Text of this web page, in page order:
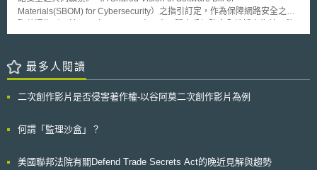
執行時，自駕車應可實施所有為達成任務所決策規劃之活動。 控制運作：
當控制運作系統執行時，自駕車應可於正常情況下控制其動作以完成任務，
保持運作之人身安全、系統安全性與有效性。
Materials(SBOM) for Cybersecurity）之指引訂定，作為保障網路安全之國
同經濟產業省共同代表日本簽署了該份指引，包含日本在內，尚有美國、德
波蘭、捷克、斯洛伐克等共計15個國家的網路安全部門，皆同步完成簽署。
以下為指引之重點內容： 1. 軟體物料清單的定位（Software Bill of
關係等相關資訊的正式紀錄。 2. 導入SBOM的優點 (1) 提升管理軟體弱點之
者之間溝通效率）。 (3) 協助改善軟體開發之進程。 (4) 提升管理授權軟體
採購人員依風險評估決定是否採購。 (3) 若發現軟體有新的弱點，使軟體營
最多人閱讀
二次創作影片是否侵害著作權-以谷阿莫二次創作影片為例
何謂「監理沙盒」？
美國聯邦法院有關Defend Trade Secrets Act的晚近見解與趨勢